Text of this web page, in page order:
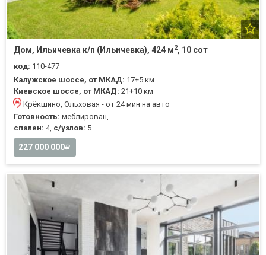
Дом, Ильичевка к/п (Ильичевка), 424 м2, 10 сот
код: 110-477
Калужское шоссе, от МКАД: 17+5 км
Киевское шоссе, от МКАД: 21+10 км
Крёкшино, Ольховая - от 24 мин на авто
Готовность: меблирован,
спален: 4, с/узлов: 5
227 000 000